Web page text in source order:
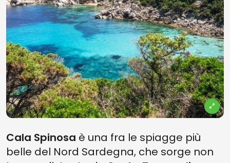
Cala Spinosa è una fra le spiagge più
belle del Nord Sardegna, che sorge non